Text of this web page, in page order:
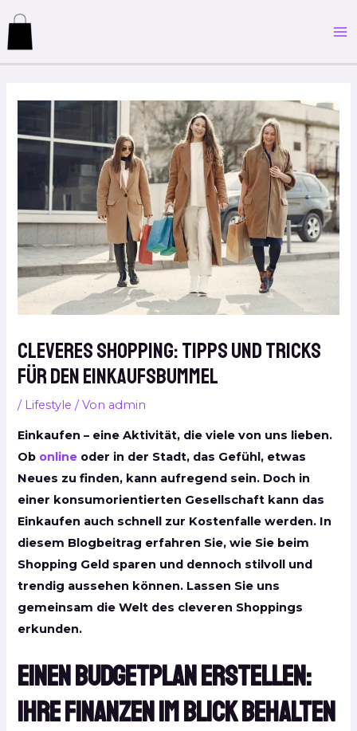
Inhalt
springen
Cleveres Shopping: Tipps und Tricks
für den Einkaufsbummel
/ Lifestyle / Von admin
Einkaufen – eine Aktivität, die viele von uns lieben.
Ob online oder in der Stadt, das Gefühl, etwas
Neues zu finden, kann aufregend sein. Doch in
einer konsumorientierten Gesellschaft kann das
Einkaufen auch schnell zur Kostenfalle werden. In
diesem Blogbeitrag erfahren Sie, wie Sie beim
Shopping Geld sparen und dennoch stilvoll und
trendig aussehen können. Lassen Sie uns
gemeinsam die Welt des cleveren Shoppings
erkunden.
Einen Budgetplan erstellen:
Ihre Finanzen im Blick behalten
navigation